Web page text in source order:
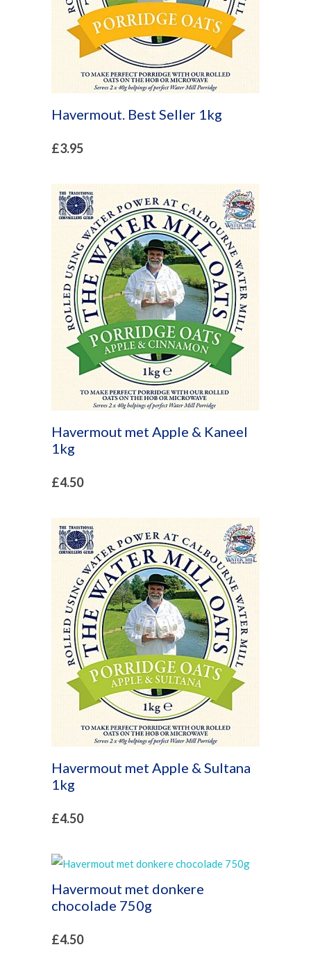
Havermout. Best Seller 1kg
£3.95
Havermout met Apple & Kaneel
1kg
£4.50
Havermout met Apple & Sultana
1kg
£4.50
Havermout met donkere
chocolade 750g
£4.50